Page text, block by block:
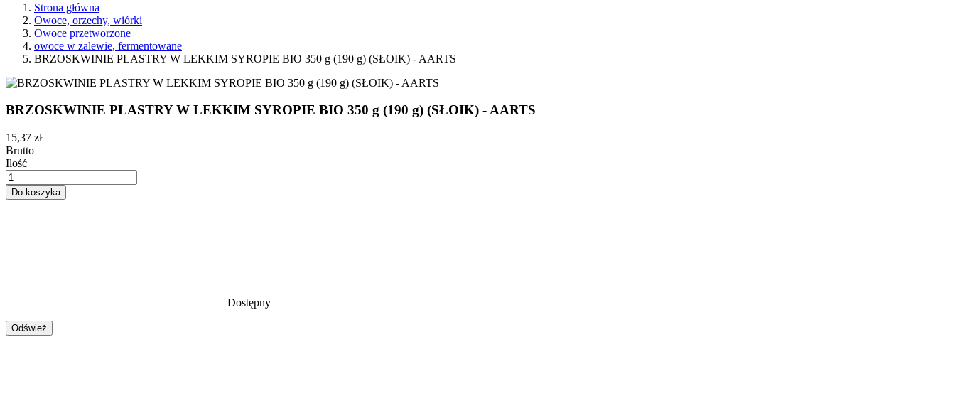
Strona główna
Owoce, orzechy, wiórki
Owoce przetworzone
owoce w zalewie, fermentowane
BRZOSKWINIE PLASTRY W LEKKIM SYROPIE BIO 350 g (190 g) (SŁOIK) - AARTS
BRZOSKWINIE PLASTRY W LEKKIM SYROPIE BIO 350 g (190 g) (SŁOIK) - AARTS
15,37 zł
Brutto
Ilość
Do koszyka
Dostępny